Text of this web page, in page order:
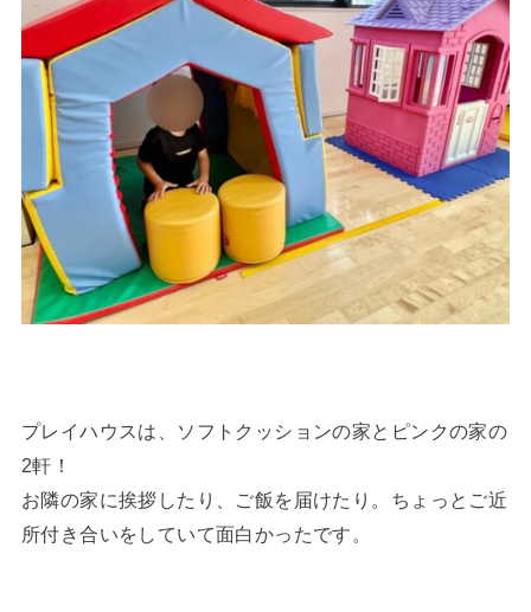
プレイハウスは、ソフトクッションの家とピンクの家の
2軒！
お隣の家に挨拶したり、ご飯を届けたり。ちょっとご近
所付き合いをしていて面白かったです。